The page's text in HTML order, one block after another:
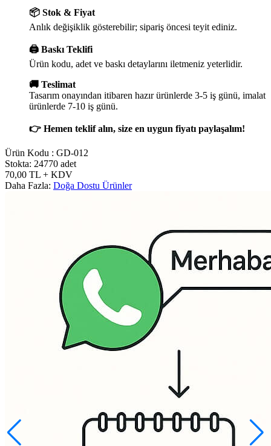
📦 Stok & Fiyat
Anlık değişiklik gösterebilir; sipariş öncesi teyit ediniz.
🖨️ Baskı Teklifi
Ürün kodu, adet ve baskı detaylarını iletmeniz yeterlidir.
🚚 Teslimat
Tasarım onayından itibaren hazır ürünlerde 3-5 iş günü, imalat
ürünlerde 7-10 iş günü.
👉 Hemen teklif alın, size en uygun fiyatı paylaşalım!
Ürün Kodu : GD-012
Stokta: 24770 adet
70,00 TL + KDV
Daha Fazla: Doğa Dostu Ürünler